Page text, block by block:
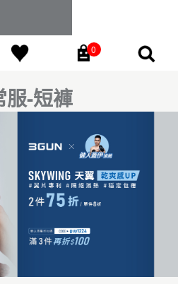
0
服-短褲